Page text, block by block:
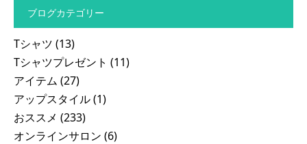
ブログカテゴリー
Tシャツ (13)
Tシャツプレゼント (11)
アイテム (27)
アップスタイル(1)
おススメ (233)
オンラインサロン (6)